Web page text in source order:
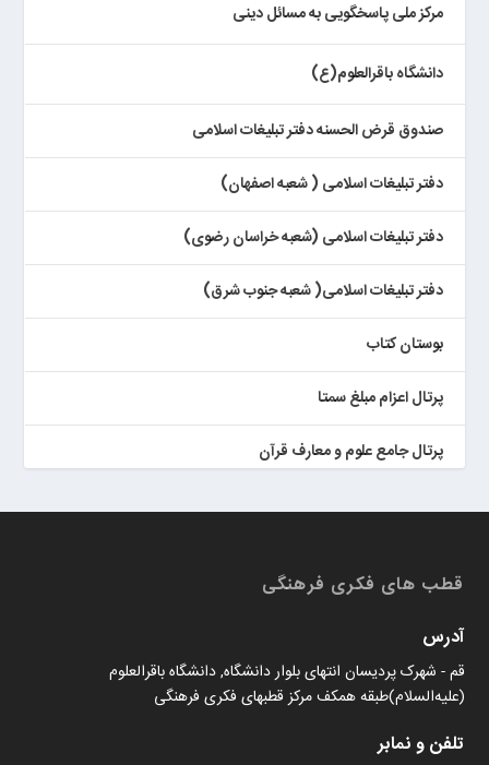
مرکز ملی پاسخگویی به مسائل دینی
دانشگاه باقرالعلوم(ع)
صندوق قرض الحسنه دفتر تبلیغات اسلامی
دفتر تبلیغات اسلامی ( شعبه اصفهان)
دفتر تبلیغات اسلامی (شعبه خراسان رضوی)
دفتر تبلیغات اسلامی( شعبه جنوب شرق)
بوستان کتاب
پرتال اعزام مبلغ سمتا
پرتال جامع علوم و معارف قرآن
کتابخان همراه پژوهان
قطب های فکری فرهنگی
آدرس
قم - شهرک پردیسان انتهای بلوار دانشگاه, دانشگاه باقرالعلوم
(علیه‌السلام)طبقه همکف مرکز قطبهای فکری فرهنگی
تلفن و نمابر